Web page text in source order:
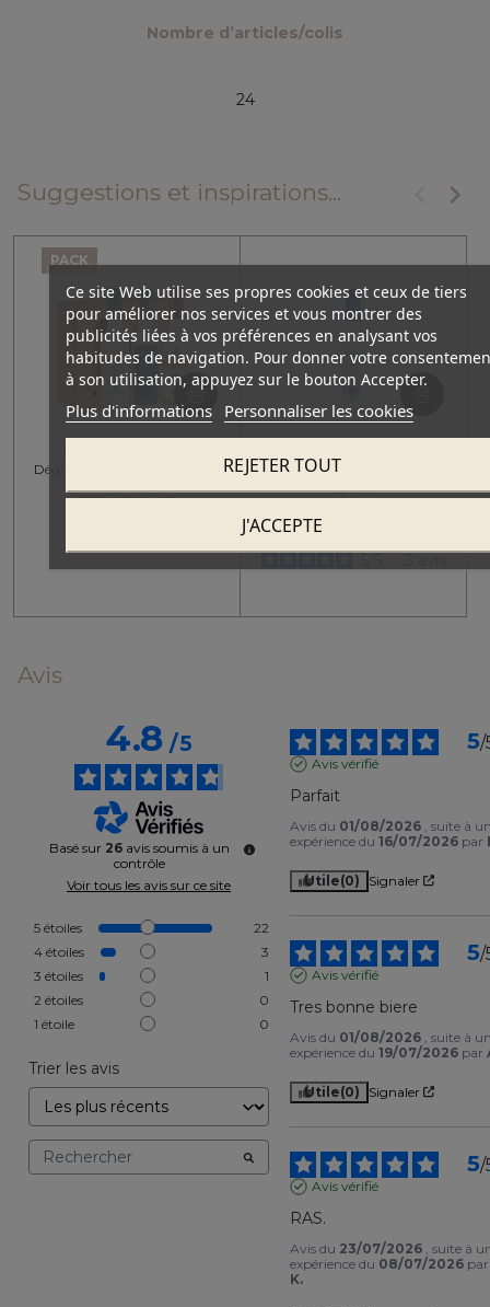
Nombre d’articles/colis
24
Suggestions et inspirations... keyboard_arrow_right
PACK
Dégustation des Alcools Grecs
32,80 €
Ouzo Vantana Aenaon -
200ml
8,30 €
Avis
4.8/5
Basé sur 26 avis soumis à un
contrôle
Voir tous les avis sur ce site
5 étoiles
22
4 étoiles
3
3 étoiles
1
2 étoiles
0
1 étoile 0
Trier les avis
5/
Avis vérifié
Parfait
Avis du 01/08/2026 , suite à
expérience du16/07/2026 par
Utile(0) Signaler
5/
Avis vérifié
Tres bonne biere
Avis du 01/08/2026 , suite à
expérience du19/07/2026 par
Utile(0) Signaler
5/
Avis vérifié
RAS.
Avis du 23/07/2026 , suite à
expérience du 08/07/2026
K.
Ce site Web utilise ses propres cookies et ceux de tiers
pour améliorer nos services et vous montrer des
publicités liées à vos préférences en analysant vos
habitudes de navigation. Pour donner votre
à son utilisation, appuyez sur le bouton Accepter.
Plus d'informations Personnaliser les cookies
REJETER TOUT
J'ACCEPTE